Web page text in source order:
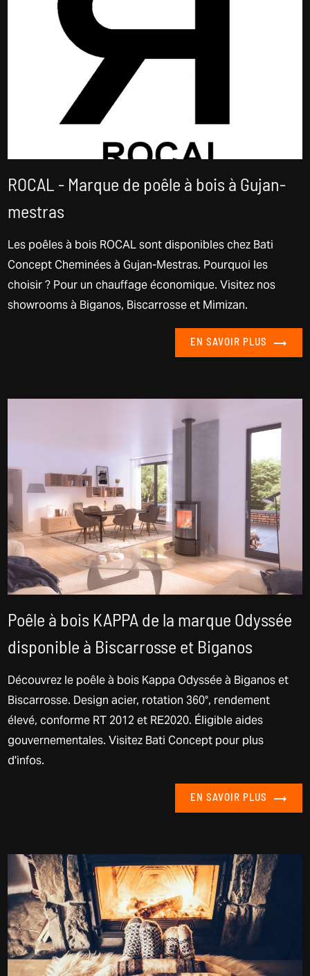
ROCAL - Marque de poêle à bois à Gujan-
mestras
Les poêles à bois ROCAL sont disponibles chez Bati
Concept Cheminées à Gujan-Mestras. Pourquoi les
choisir ? Pour un chauffage économique. Visitez nos
showrooms à Biganos, Biscarrosse et Mimizan.
EN SAVOIR PLUS
Poêle à bois KAPPA de la marque Odyssée
disponible à Biscarrosse et Biganos
Découvrez le poêle à bois Kappa Odyssée à Biganos et
Biscarrosse. Design acier, rotation 360°, rendement
élevé, conforme RT 2012 et RE2020. Éligible aides
gouvernementales. Visitez Bati Concept pour plus
d'infos.
EN SAVOIR PLUS